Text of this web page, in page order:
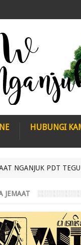
HUBUNGI
PDT TEGUH HADI
JEMAAT